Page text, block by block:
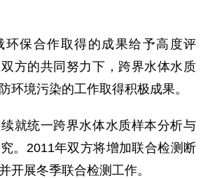
保合作取得的成果给予高度评
方的共同努力下，跨界水体水质
环境污染的工作取得积极成果。
统一跨界水体水质样本分析与
。2011年双方将增加联合检测断
开展冬季联合检测工作。